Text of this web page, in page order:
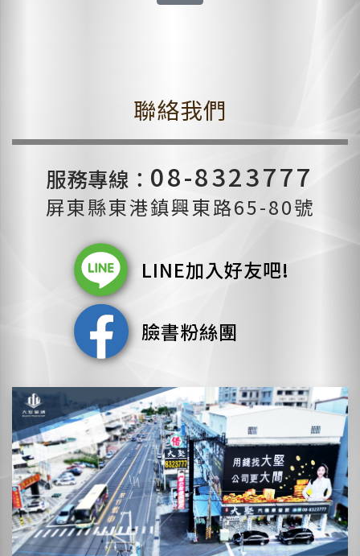
聯絡我們
服務專線： 08-8323777
屏東縣東港鎮興東路65-80號
LINE加入好友吧!
臉書粉絲團